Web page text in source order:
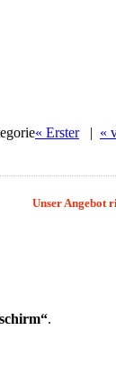
« Erster| «
Unser Angebot
.